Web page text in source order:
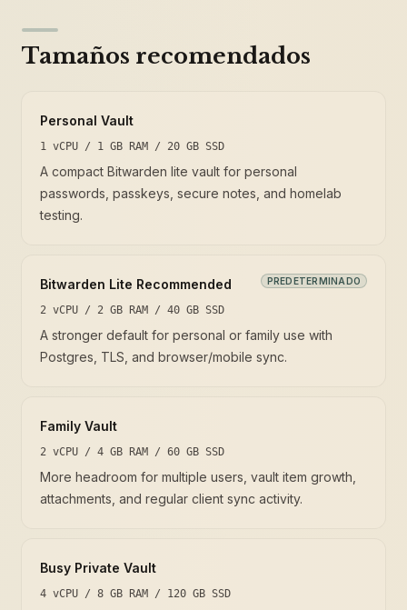
Tamaños recomendados
Personal Vault
1 vCPU / 1 GB RAM / 20 GB SSD
A compact Bitwarden lite vault for personal
passwords, passkeys, secure notes, and homelab
testing.
Bitwarden Lite Recommended PREDETERMINADO
2 vCPU / 2 GB RAM / 40 GB SSD
A stronger default for personal or family use with
Postgres, TLS, and browser/mobile sync.
Family Vault
2 vCPU / 4 GB RAM / 60 GB SSD
More headroom for multiple users, vault item growth,
attachments, and regular client sync activity.
Busy Private Vault
4 vCPU / 8 GB RAM / 120 GB SSD